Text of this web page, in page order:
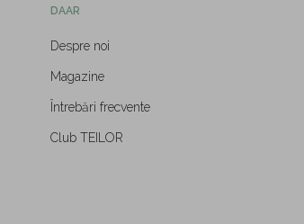
DAAR
Despre noi
Magazine
Întrebări frecvente
Club TEILOR